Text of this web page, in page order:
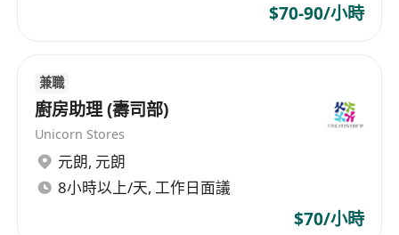
$70-90/小時
兼職
廚房助理 (壽司部)
Unicorn Stores
元朗, 元朗
8小時以上/天, 工作日面議
$70/小時